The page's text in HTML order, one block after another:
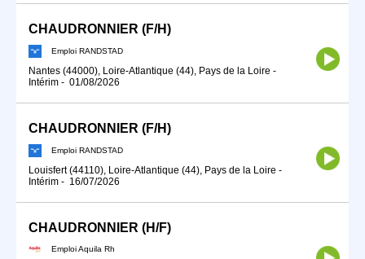
CHAUDRONNIER (F/H)
Emploi RANDSTAD
Nantes (44000), Loire-Atlantique (44), Pays de la Loire -
Intérim - 01/08/2026
CHAUDRONNIER (F/H)
Emploi RANDSTAD
Louisfert (44110), Loire-Atlantique (44), Pays de la Loire -
Intérim - 16/07/2026
CHAUDRONNIER (H/F)
Emploi Aquila Rh